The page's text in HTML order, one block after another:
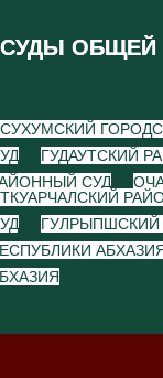
СУДЫ ОБЩЕЙ
СУХУМСКИЙ
ГУДАУТСКИЙ
СУД
ТКУАРЧАЛСКИЙ